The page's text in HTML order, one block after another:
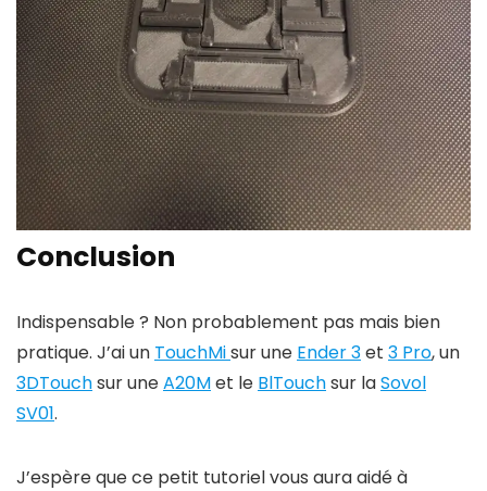
Conclusion
Indispensable ? Non probablement pas mais bien
pratique. J’ai un TouchMisur une Ender 3et 3 Pro, un
3DTouchsur uneA20Met le BlTouchsur laSovol
SV01.
J’espère que ce petit tutoriel vous aura aidé à